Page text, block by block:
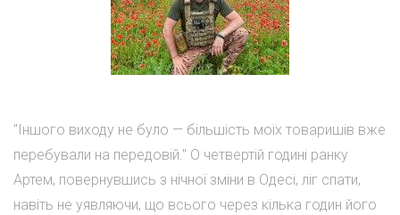
"Іншого виходу не було — більшість моїх товаришів вже
перебували на передовій." О четвертій годині ранку
Артем, повернувшись з нічної зміни в Одесі, ліг спати,
навіть не уявляючи, що всього через кілька годин його